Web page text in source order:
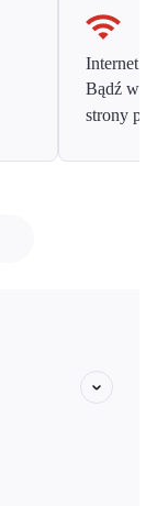
Internet
Bądź w
strony